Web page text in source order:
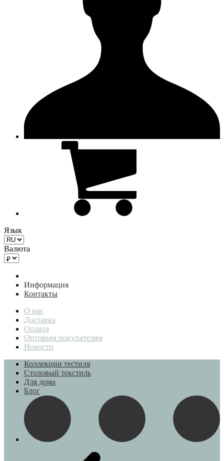
Язык
Валюта
Информация
Контакты
О нас
Доставка
Оплата
Оптовым покупателям
Новости
Коллекции тестиля
Столовый текстиль
Для дома
Блог